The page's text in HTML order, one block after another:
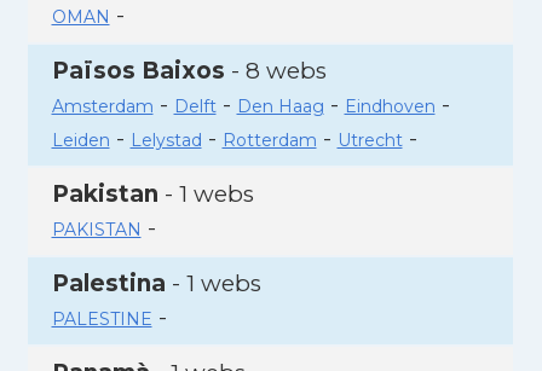
OMAN -
Països Baixos - 8 webs
Amsterdam - Delft- Den Haag - Eindhoven -
Leiden - Lelystad - Rotterdam - Utrecht-
Pakistan - 1 webs
PAKISTAN -
Palestina - 1 webs
PALESTINE -